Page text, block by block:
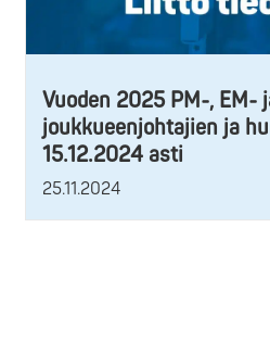
Vuoden 2025 PM-, EM-
joukkueenjohtajien ja
15.12.2024 asti
25.11.2024